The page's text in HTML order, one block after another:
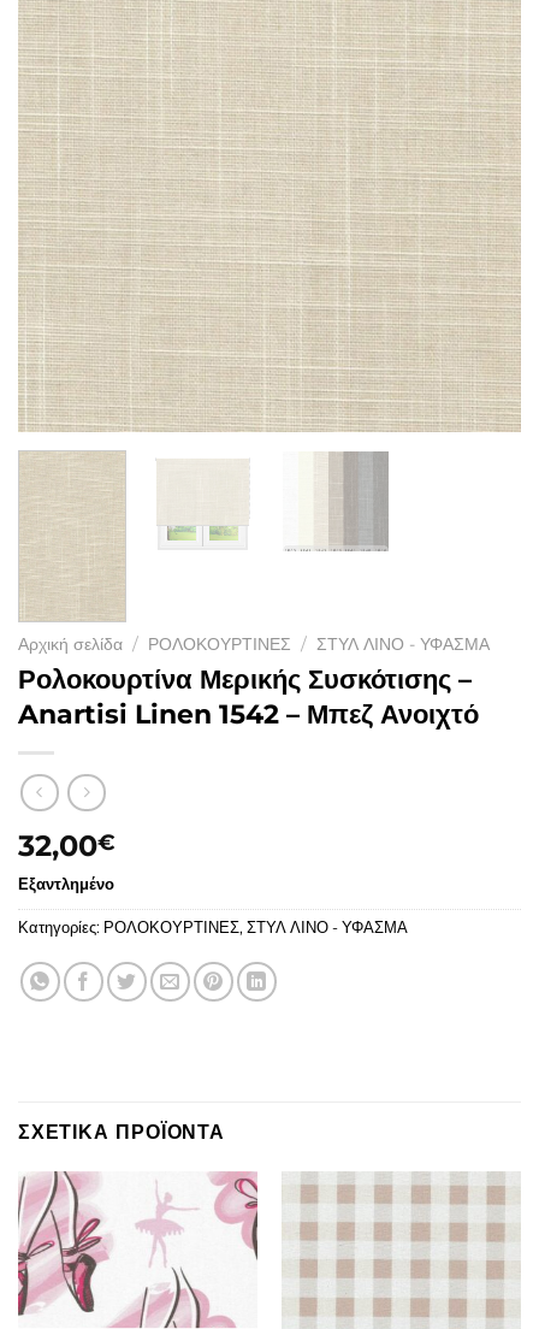
Αρχική σελίδα / ΡΟΛΟΚΟΥΡΤΙΝΕΣ / ΣΤΥΛ ΛΙΝΟ - ΥΦΑΣΜΑ
Ρολοκουρτίνα Μερικής Συσκότισης –
Anartisi Linen 1542 – Μπεζ Ανοιχτό
32,00€
Εξαντλημένο
Κατηγορίες: ΡΟΛΟΚΟΥΡΤΙΝΕΣ, ΣΤΥΛ ΛΙΝΟ - ΥΦΑΣΜΑ
ΣΧΕΤΙΚΑ ΠΡΟΪΟΝΤΑ